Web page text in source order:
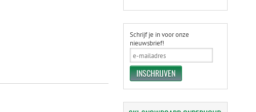
Schrijf je in voor onze
nieuwsbrief!